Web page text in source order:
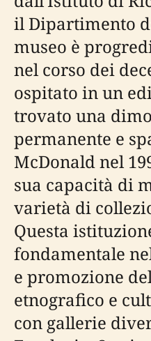
il Dipartimento
museo è
nel corso dei
ospitato in un
trovato una
permanente e
McDonald nel
sua capacità di
varietà di
Questa
fondamentale
e promozione
etnografico e
con gallerie